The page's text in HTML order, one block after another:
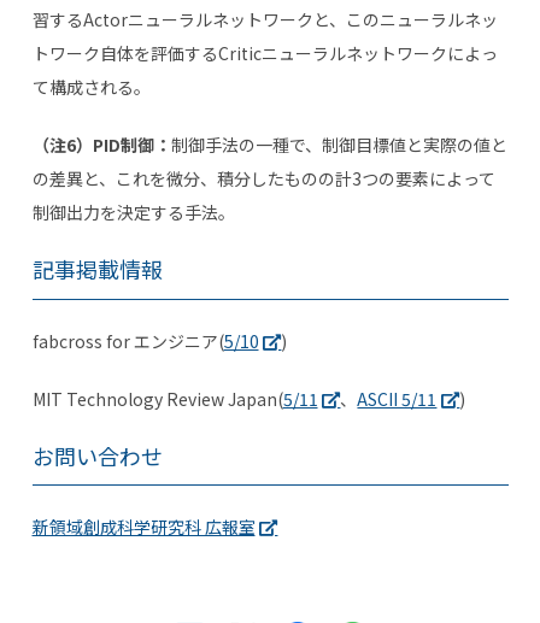
習するActorニューラルネットワークと、このニューラルネッ
トワーク自体を評価するCriticニューラルネットワークによっ
て構成される。
（注6） PID制御： 制御手法の一種で、制御目標値と実際の値と
の差異と、これを微分、積分したものの計3つの要素によって
制御出力を決定する手法。
記事掲載情報
fabcross for エンジニア(5/10 )
MIT Technology Review Japan(5/11 、ASCII 5/11 )
お問い合わせ
新領域創成科学研究科 広報室